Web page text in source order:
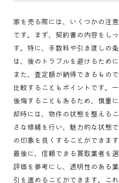
家を売る際には、いくつかの注
です。まず、契約書の内容をし
す。特に、手数料や引き渡しの
は、後のトラブルを避けるため
また、査定額が納得できるもの
比較することもポイントです。
後悔することもあるため、慎重
却時には、物件の状態を整える
さな修繕を行い、魅力的な状態
の印象を良くすることができます
最後に、信頼できる買取業者を
評価を参考にし、透明性のある
引を進めることができます。こ